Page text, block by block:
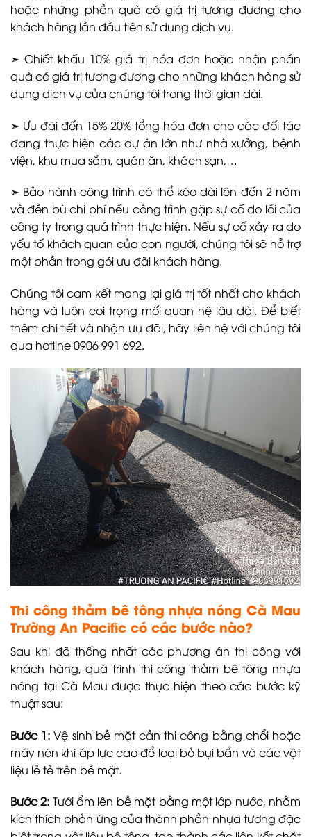
hoặc những phần quà có giá trị tương đương cho
khách hàng lần đầu tiên sử dụng dịch vụ.
➣ Chiết khấu 10% giá trị hóa đơn hoặc nhận phần
quà có giá trị tương đương cho những khách hàng sử
dụng dịch vụ của chúng tôi trong thời gian dài.
➣ Ưu đãi đến 15%-20% tổng hóa đơn cho các đối tác
đang thực hiện các dự án lớn như nhà xưởng, bệnh
viện, khu mua sắm, quán ăn, khách sạn,…
➣ Bảo hành công trình có thể kéo dài lên đến 2 năm
và đền bù chi phí nếu công trình gặp sự cố do lỗi của
công ty trong quá trình thực hiện. Nếu sự cố xảy ra do
yếu tố khách quan của con người, chúng tôi sẽ hỗ trợ
một phần trong gói ưu đãi khách hàng.
Chúng tôi cam kết mang lại giá trị tốt nhất cho khách
hàng và luôn coi trọng mối quan hệ lâu dài. Để biết
thêm chi tiết và nhận ưu đãi, hãy liên hệ với chúng tôi
qua hotline 0906 991 692.
Thi công thảm bê tông nhựa nóng Cà Mau
Trường An Pacific có các bước nào?
Sau khi đã thống nhất các phương án thi công với
khách hàng, quá trình thi công thảm bê tông nhựa
nóng tại Cà Mau được thực hiện theo các bước kỹ
thuật sau:
Bước 1: Vệ sinh bề mặt cần thi công bằng chổi hoặc
máy nén khí áp lực cao để loại bỏ bụi bẩn và các vật
liệu lẻ tẻ trên bề mặt.
Bước 2: Tưới ẩm lên bề mặt bằng một lớp nước, nhằm
kích thích phản ứng của thành phần nhựa tương đặc